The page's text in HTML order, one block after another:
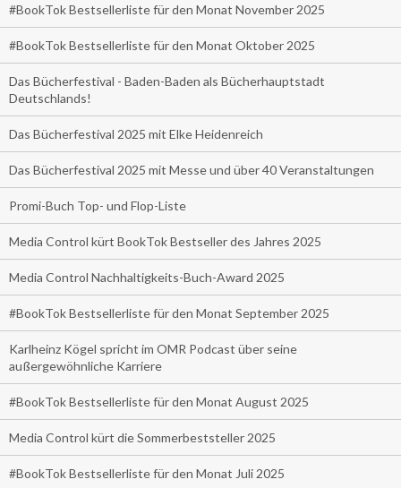
#BookTok Bestsellerliste für den Monat November 2025
#BookTok Bestsellerliste für den Monat Oktober 2025
Das Bücherfestival - Baden-Baden als Bücherhauptstadt
Deutschlands!
Das Bücherfestival 2025 mit Elke Heidenreich
Das Bücherfestival 2025 mit Messe und über 40 Veranstaltungen
Promi-Buch Top- und Flop-Liste
Media Control kürt BookTok Bestseller des Jahres 2025
Media Control Nachhaltigkeits-Buch-Award 2025
#BookTok Bestsellerliste für den Monat September 2025
Karlheinz Kögel spricht im OMR Podcast über seine
außergewöhnliche Karriere
#BookTok Bestsellerliste für den Monat August 2025
Media Control kürt die Sommerbeststeller 2025
#BookTok Bestsellerliste für den Monat Juli 2025